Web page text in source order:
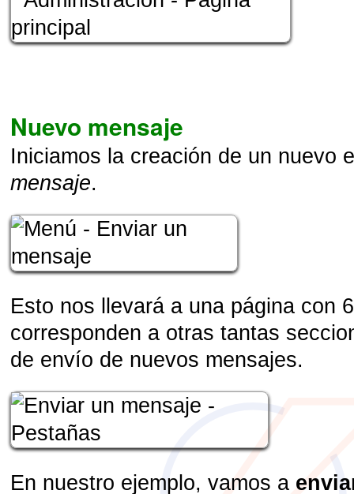
Nuevo mensaje
Iniciamos la creación de un nuevo
mensaje.
Esto nos llevará a una página con
corresponden a otras tantas
de envío de nuevos mensajes.
En nuestro ejemplo, vamos a